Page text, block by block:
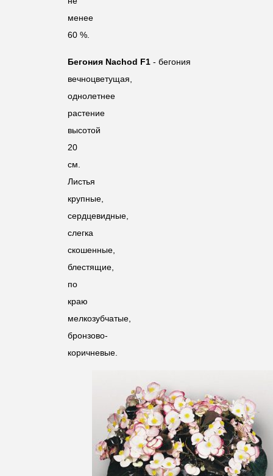
менее
60 %.
Бегония Nachod F1 - бегония
вечноцветущая,
однолетнее
растение
высотой
20
см.
Листья
крупные,
сердцевидные,
слегка
скошенные,
блестящие,
по
краю
мелкозубчатые,
бронзово-
коричневые.